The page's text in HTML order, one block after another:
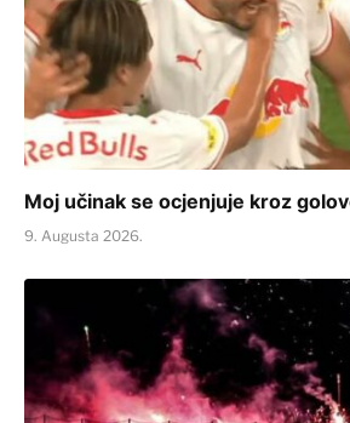
Moj učinak se ocjenjuje kroz
9. Augusta 2026.